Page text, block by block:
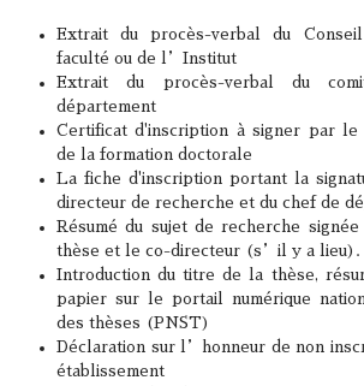
Extrait du procès-verbal du
faculté ou de l’Institut
Extrait du procès-verbal du
département
Certificat d'inscription à signer par le
de la formation doctorale
La fiche d'inscription portant la
directeur de recherche et du chef de
Résumé du sujet de recherche
thèse et le co-directeur (s’il y a lieu).
Introduction du titre de la thèse,
papier sur le portail numérique
des thèses (PNST)
Déclaration sur l’honneur de non
établissement